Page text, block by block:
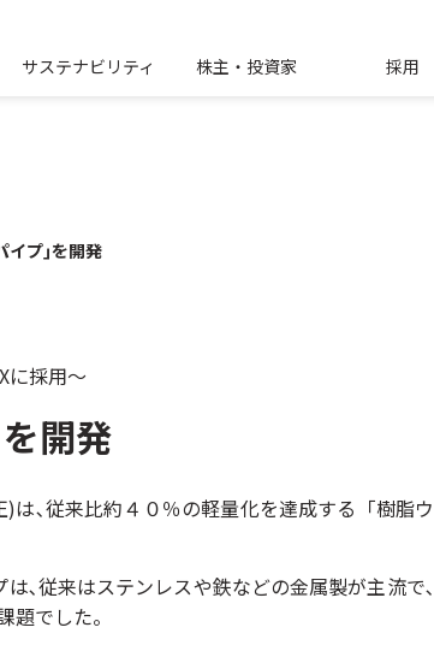
サステナビリティ 株主・投資家 採用
イプ｣を開発
に採用～
開発
､従来比約４０％の軽量化を達成する「樹脂
､従来はステンレスや鉄などの金属製が主流で
でした。